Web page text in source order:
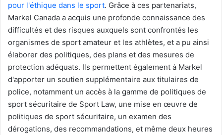
pour l'éthique dans le sport. Grâce à ces partenariats,
Markel Canada a acquis une profonde connaissance des
difficultés et des risques auxquels sont confrontés les
organismes de sport amateur et les athlètes, et a pu ainsi
élaborer des politiques, des plans et des mesures de
protection adéquats. Ils permettent également à Markel
d'apporter un soutien supplémentaire aux titulaires de
police, notamment un accès à la gamme de politiques de
sport sécuritaire de Sport Law, une mise en œuvre de
politiques de sport sécuritaire, un examen des
dérogations, des recommandations, et même deux heures